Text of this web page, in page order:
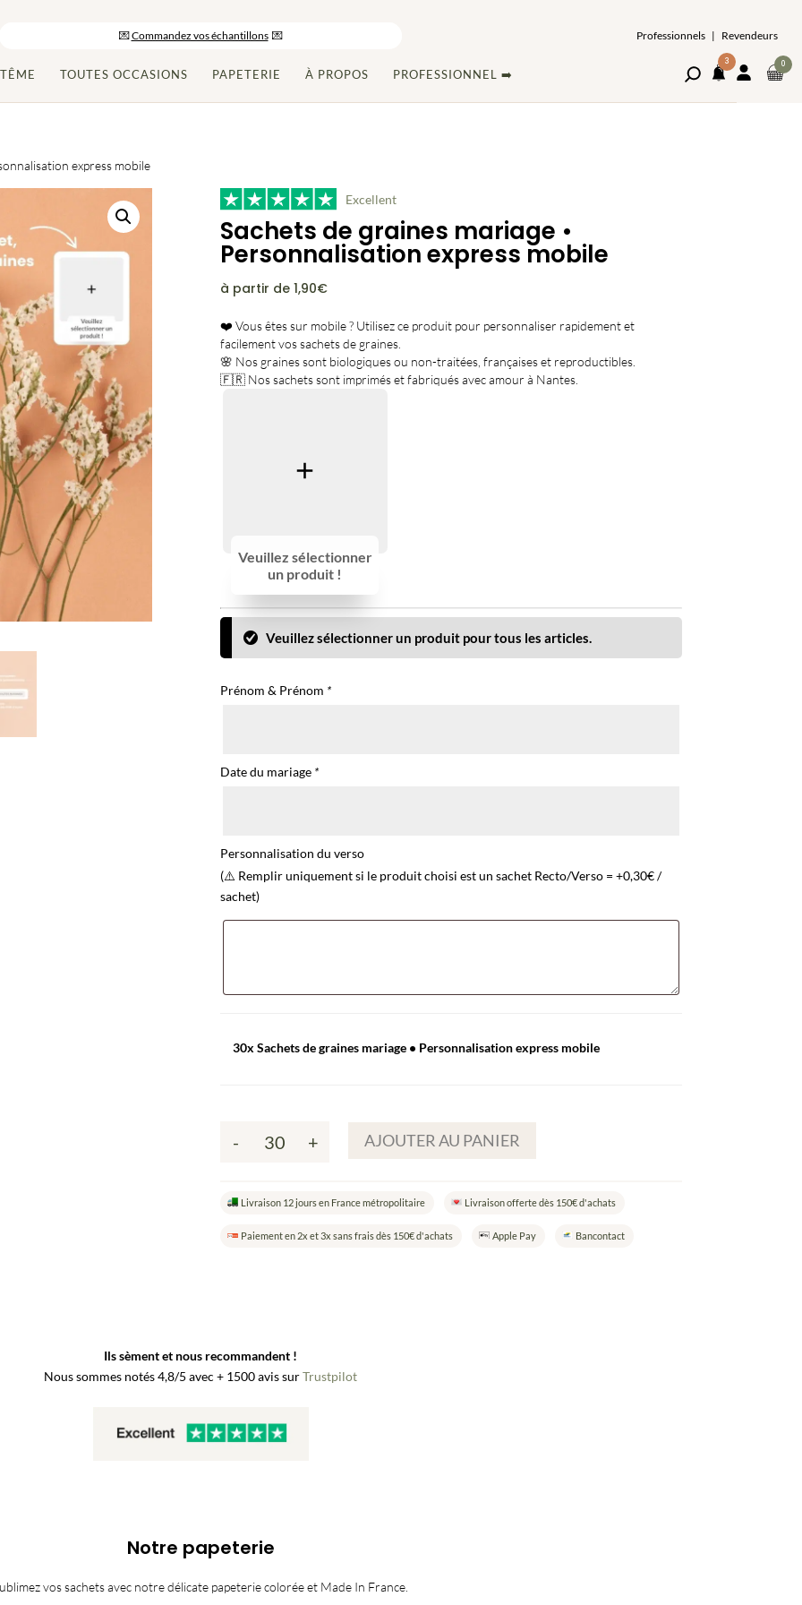
💌Commandez vos échantillons💌
Professionnels | Revendeurs
TOUTES OCCASIONS PAPETERIE À PROPOS PROFESSIONNEL ➡️
Ouvrir
le
volet
3
MON
0
express mobile
Excellent
Sachets de graines mariage •
Personnalisation express mobile
à partir de 1,90€
❤️ Vous êtes sur mobile ? Utilisez ce produit pour personnaliser rapidement et
facilement vos sachets de graines.
🌸 Nos graines sont biologiques ou non-traitées, françaises et reproductibles.
🇫🇷 Nos sachets sont imprimés et fabriqués avec amour à Nantes.
Veuillez sélectionner
un produit !
Veuillez sélectionner un produit pour tous les articles.
Prénom & Prénom *
Date du mariage *
Personnalisation du verso
(⚠️ Remplir uniquement si le produit choisi est un sachet Recto/Verso = +0,30€ /
sachet)
30x Sachets de graines mariage • Personnalisation express mobile
-
quantité
de
graines
+ AJOUTER AU PANIER
Livraison 12 jours en France métropolitaire Livraison offerte dès 150€ d'achats
Paiement en 2x et 3x sans frais dès 150€ d'achats Apple Pay Bancontact
Ils sèment et nous recommandent !
Nous sommes notés 4,8/5 avec + 1500 avis surTrustpilot
Notre papeterie
vos sachets avec notre délicate papeterie colorée et Made In France.